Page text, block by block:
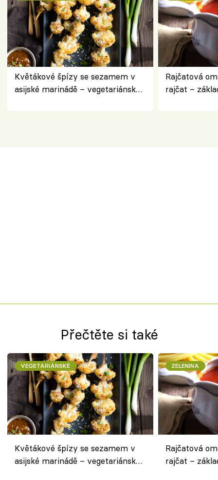
Květákové špízy se sezamem v
asijské marinádě – vegetariánská
Rajčatová
rajčat –
Přečtěte si také
VEGETARIÁNSKÉ
Květákové špízy se sezamem v
asijské marinádě – vegetariánská
ZELENINA
Rajčatová
rajčat –